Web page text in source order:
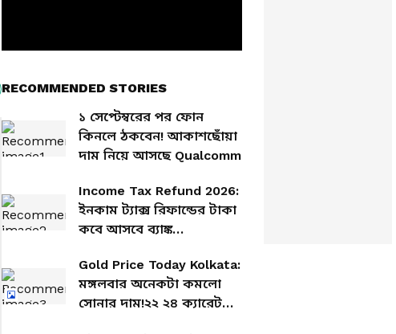
RECOMMENDED STORIES
১ সেপ্টেম্বরের পর ফোন
কিনলে ঠকবেন! আকাশছোঁয়া
দাম নিয়ে আসছে Qualcomm
Income Tax Refund 2026:
ইনকাম ট্যাক্স রিফান্ডের টাকা
কবে আসবে ব্যাঙ্ক
Gold Price Today Kolkata:
মঙ্গলবার অনেকটা কমলো
সোনার দাম!২২ ২৪ ক্যারেট